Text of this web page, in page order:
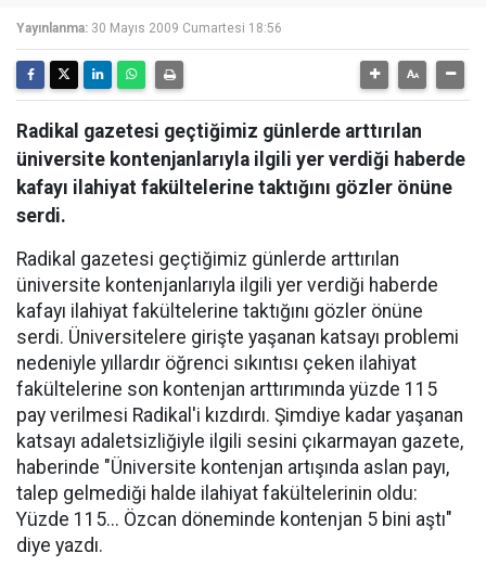
Yayınlanma: 30 Mayıs 2009 Cumartesi 18:56
Radikal gazetesi geçtiğimiz günlerde arttırılan
üniversite kontenjanlarıyla ilgili yer verdiği haberde
kafayı ilahiyat fakültelerine taktığını gözler önüne
serdi.
Radikal gazetesi geçtiğimiz günlerde arttırılan
üniversite kontenjanlarıyla ilgili yer verdiği haberde
kafayı ilahiyat fakültelerine taktığını gözler önüne
serdi. Üniversitelere girişte yaşanan katsayı problemi
nedeniyle yıllardır öğrenci sıkıntısı çeken ilahiyat
fakültelerine son kontenjan arttırımında yüzde 115
pay verilmesi Radikal'i kızdırdı. Şimdiye kadar yaşanan
katsayı adaletsizliğiyle ilgili sesini çıkarmayan gazete,
haberinde "Üniversite kontenjan artışında aslan payı,
talep gelmediği halde ilahiyat fakültelerinin oldu:
Yüzde 115... Özcan döneminde kontenjan 5 bini aştı"
diye yazdı.